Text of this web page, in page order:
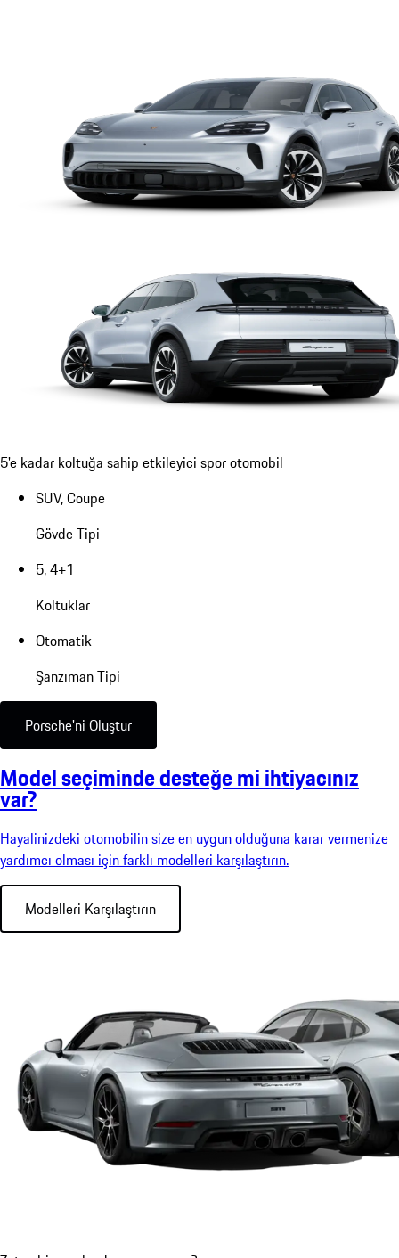
5'e kadar koltuğa sahip etkileyici spor otomobil
SUV, Coupe
Gövde Tipi
5, 4+1
Koltuklar
Otomatik
Şanzıman Tipi
Porsche'ni Oluştur
Model seçiminde desteğe mi ihtiyacınız
var?
Hayalinizdeki otomobilin size en uygun olduğuna karar vermenize
yardımcı olması için farklı modelleri karşılaştırın.
Modelleri Karşılaştırın